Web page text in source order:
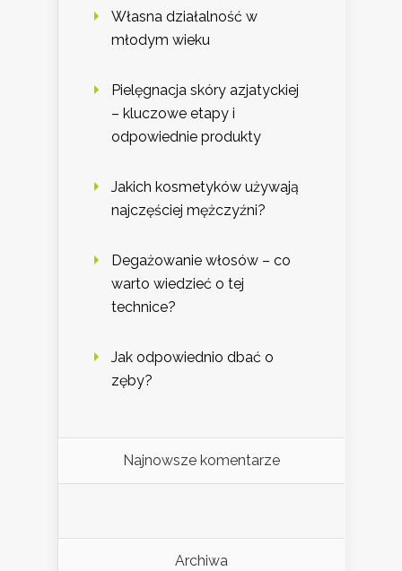
Własna działalność w
młodym wieku
Pielęgnacja skóry azjatyckiej
– kluczowe etapy i
odpowiednie produkty
Jakich kosmetyków używają
najczęściej mężczyźni?
Degażowanie włosów – co
warto wiedzieć o tej
technice?
Jak odpowiednio dbać o
zęby?
Najnowsze komentarze
Archiwa